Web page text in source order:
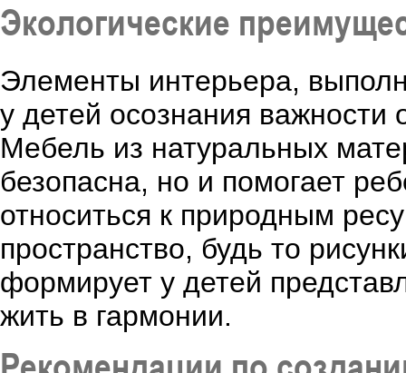
Экологические
Элементы интерьера,
у детей осознания
Мебель из натуральных
безопасна, но и помогает
относиться к природным
пространство, будь то
формирует у детей
жить в гармонии.